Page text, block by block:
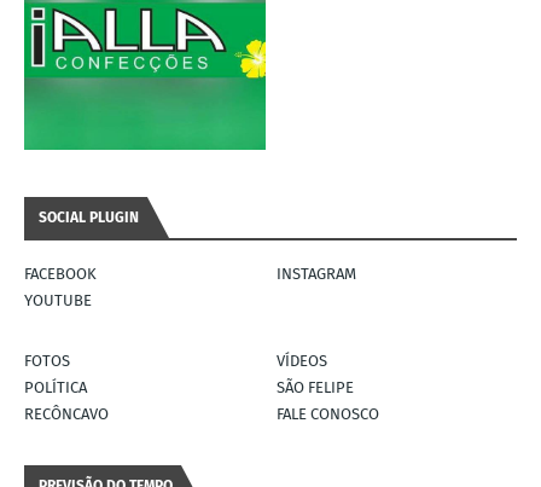
SOCIAL PLUGIN
FACEBOOK
INSTAGRAM
YOUTUBE
FOTOS
VÍDEOS
POLÍTICA
SÃO FELIPE
RECÔNCAVO
FALE CONOSCO